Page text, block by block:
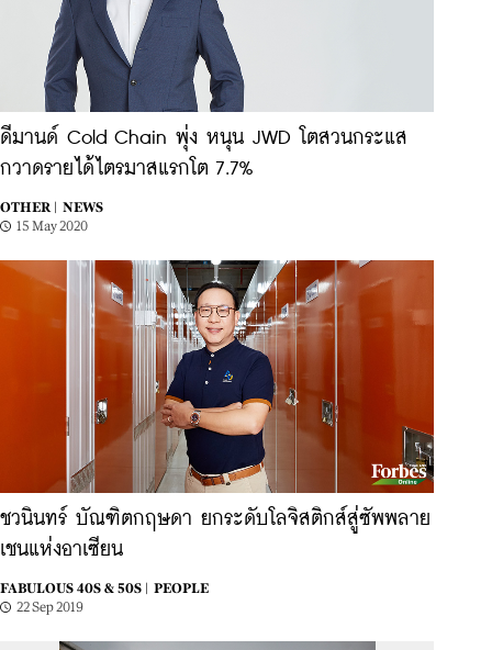
ดีมานด์ Cold Chain พุ่ง หนุน JWD โตสวนกระแส
กวาดรายได้ไตรมาสแรกโต 7.7%
OTHER |
NEWS
15 May 2020
ชวนินทร์ บัณฑิตกฤษดา ยกระดับโลจิสติกส์สู่ซัพพลาย
เชนแห่งอาเซียน
FABULOUS 40S & 50S |
PEOPLE
22 Sep 2019